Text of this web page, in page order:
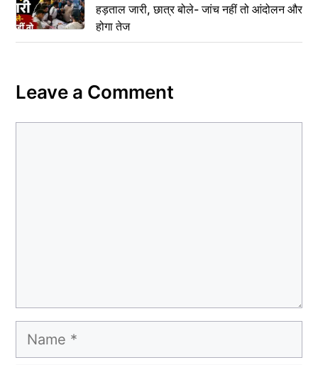
हड़ताल जारी, छात्र बोले- जांच नहीं तो आंदोलन और
होगा तेज
Leave a Comment
Name